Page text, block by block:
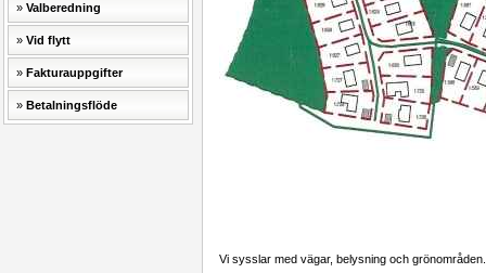
Valberedning
Vid flytt
Fakturauppgifter
Betalningsflöde
Vi sysslar med vägar, belysning och grönområden.